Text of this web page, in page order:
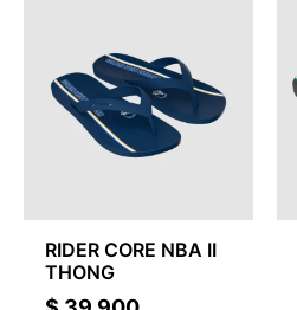
RIDER CORE NBA II
THONG